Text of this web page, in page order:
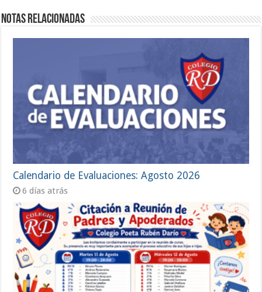
Notas Relacionadas
Calendario de Evaluaciones: Agosto 2026
6 días atrás